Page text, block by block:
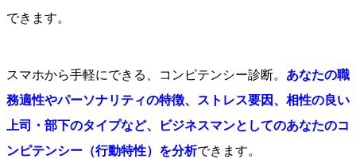
できます。
スマホから手軽にできる、コンピテンシー診断。 あなたの職
務適性やパーソナリティの特徴、ストレス要因、相性の良い
上司・部下のタイプなど、ビジネスマンとしてのあなたのコ
ンピテンシー（行動特性）を分析できます。